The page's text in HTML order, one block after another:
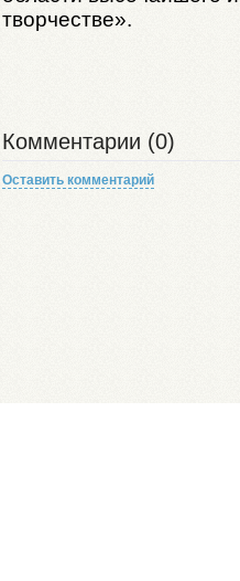
творчестве».
Комментарии (0)
Оставить комментарий